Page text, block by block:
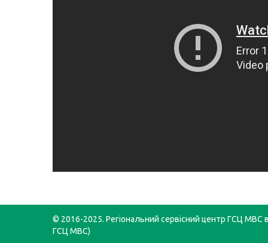
© 2016-2025. Регіональний сервісний центр ГСЦ МВС в
ГСЦ МВС)